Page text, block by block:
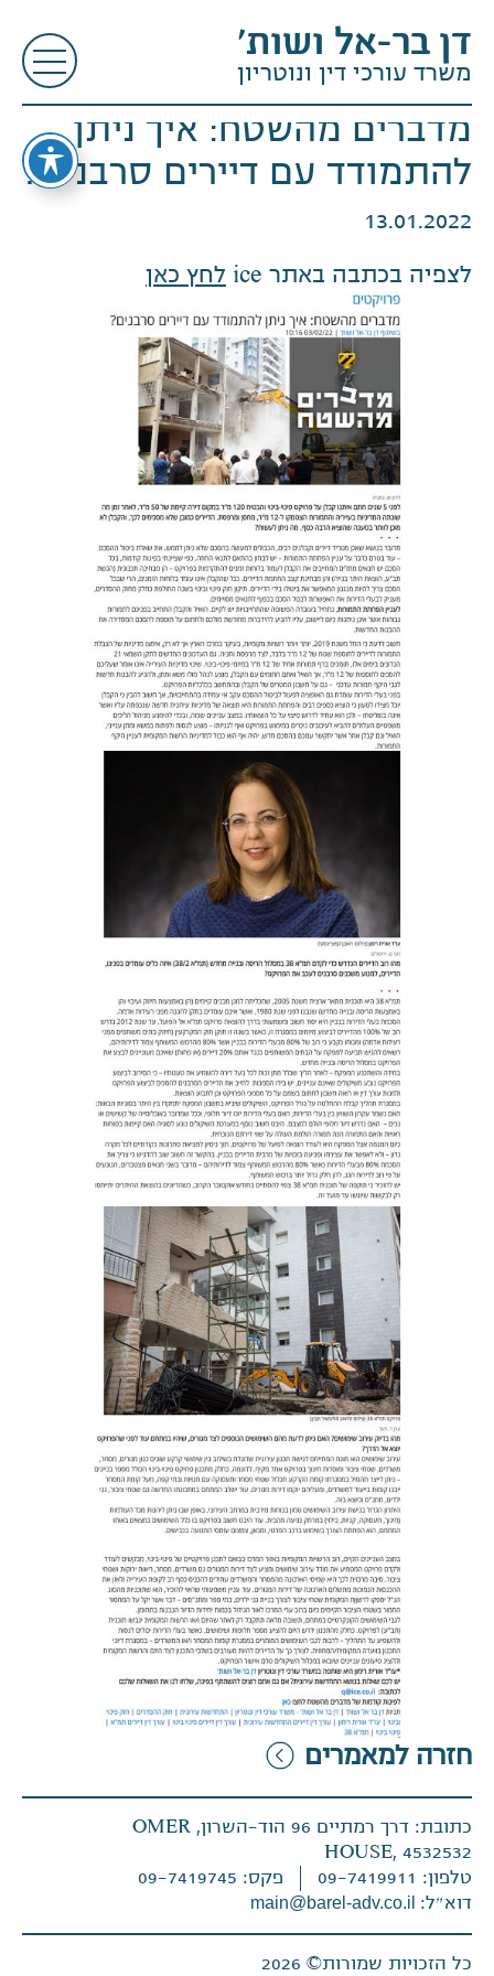
דן בר-אל ושות׳
משרד עורכי דין ונוטריון
מדברים מהשטח: איך ניתן
להתמודד עם דיירים סרבנים?
13.01.2022
לצפיה בכתבה באתר ice לחץ כאן
חזרה למאמרים
כתובת: דרך רמתיים 96 הוד-השרון, OMER
HOUSE, 4532532
טלפון: 09-7419911
פקס: 09-7419745
דוא״ל:
כל הזכויות שמורות© 2026